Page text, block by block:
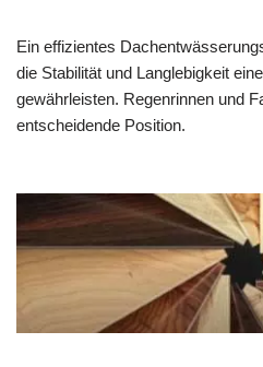
Ein effizientes
die Stabilität und Langlebigkeit
gewährleisten. Regenrinnen und
entscheidende Position.